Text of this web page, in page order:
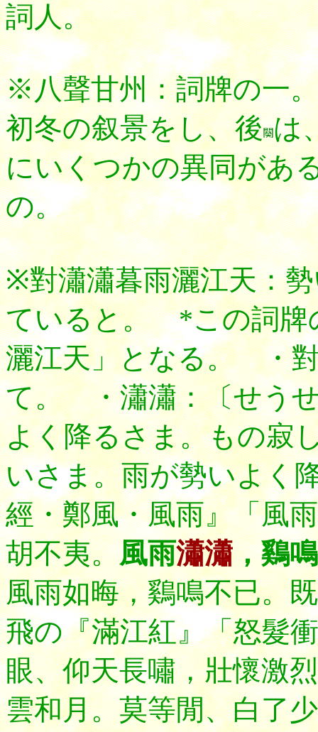
詞人。
※八聲甘州：詞牌の一
初冬の叙景をし、後 は
にいくつかの異同があ
の。
※對瀟瀟暮雨灑江天：
ていると。 *この詞牌
灑江天」となる。 ・
て。 ・瀟瀟：〔せう
よく降るさま。もの寂
いさま。雨が勢いよく
經・鄭風・風雨』「風
胡不夷。風雨瀟瀟，鷄
風雨如晦，鷄鳴不已。
飛の『滿江紅』「怒髮
眼、仰天長嘯，壯懷激
雲和月。莫等閒、白了